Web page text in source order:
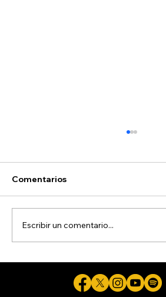
Hoyos
Comentarios
Escribir un comentario...